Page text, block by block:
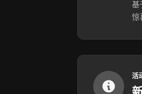
基
惊
活